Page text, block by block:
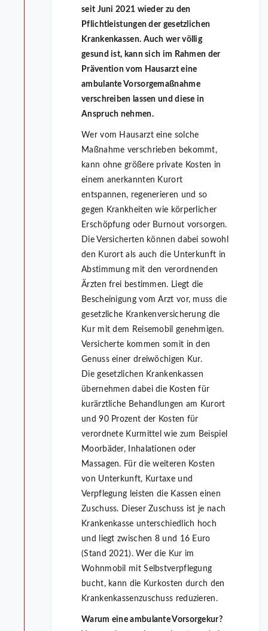
seit Juni 2021 wieder zu den
Pflichtleistungen der gesetzlichen
Krankenkassen. Auch wer völlig
gesund ist, kann sich im Rahmen der
Prävention vom Hausarzt eine
ambulante Vorsorgemaßnahme
verschreiben lassen und diese in
Anspruch nehmen.
Wer vom Hausarzt eine solche
Maßnahme verschrieben bekommt,
kann ohne größere private Kosten in
einem anerkannten Kurort
entspannen, regenerieren und so
gegen Krankheiten wie körperlicher
Erschöpfung oder Burnout vorsorgen.
Die Versicherten können dabei sowohl
den Kurort als auch die Unterkunft in
Abstimmung mit den verordnenden
Ärzten frei bestimmen. Liegt die
Bescheinigung vom Arzt vor, muss die
gesetzliche Krankenversicherung die
Kur mit dem Reisemobil genehmigen.
Versicherte kommen somit in den
Genuss einer dreiwöchigen Kur.
Die gesetzlichen Krankenkassen
übernehmen dabei die Kosten für
kurärztliche Behandlungen am Kurort
und 90 Prozent der Kosten für
verordnete Kurmittel wie zum Beispiel
Moorbäder, Inhalationen oder
Massagen. Für die weiteren Kosten
von Unterkunft, Kurtaxe und
Verpflegung leisten die Kassen einen
Zuschuss. Dieser Zuschuss ist je nach
Krankenkasse unterschiedlich hoch
und liegt zwischen 8 und 16 Euro
(Stand 2021). Wer die Kur im
Wohnmobil mit Selbstverpflegung
bucht, kann die Kurkosten durch den
Krankenkassenzuschuss reduzieren.
Warum eine ambulante Vorsorgekur?